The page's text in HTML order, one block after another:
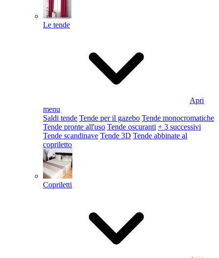
Le tende
Apri
menu
Saldi tende Tende per il gazebo Tende monocromatiche
Tende pronte all'uso Tende oscuranti + 3 successivi
Tende scandinave Tende 3D Tende abbinate al
copriletto
Copriletti